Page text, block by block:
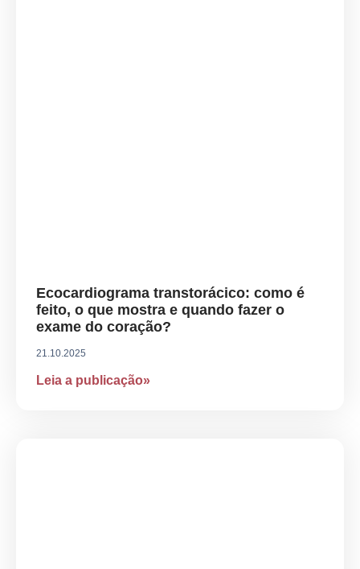
Ecocardiograma transtorácico: como é
feito, o que mostra e quando fazer o
exame do coração?
21.10.2025
Leia a publicação»